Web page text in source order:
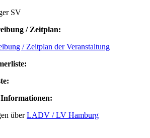
SV
/ Zeitplan:
/ Zeitplan der Veranstaltung
überLADV / LV Hamburg